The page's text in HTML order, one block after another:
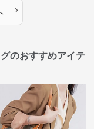
›
のおすすめアイテ